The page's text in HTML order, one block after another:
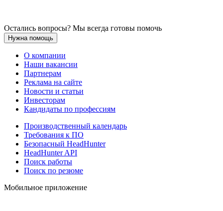
Остались вопросы? Мы всегда готовы помочь
Нужна помощь
О компании
Наши вакансии
Партнерам
Реклама на сайте
Новости и статьи
Инвесторам
Кандидаты по профессиям
Производственный календарь
Требования к ПО
Безопасный HeadHunter
HeadHunter API
Поиск работы
Поиск по резюме
Мобильное приложение